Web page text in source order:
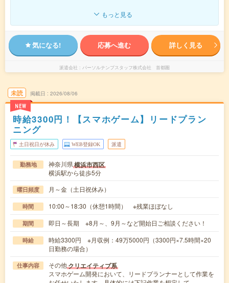
もっと見る
気になる! 応募へ進む 詳しく見る
派遣会社 パーソルテンプスタッフ株式会社 首都圏
未読
NEW
掲載日 2026/08/06
時給3300円！【スマホゲーム】リードプラン
ニング
土日祝日が休み WEB登録OK 派遣
勤務地 神奈川県横浜市西区
横浜駅から徒歩5分
曜日頻度 月～金（土日祝休み）
時間 10:00～18:30（休憩1時間） ※残業ほぼなし
期間 即日～長期 ※8月～、9月～など開始日ご相談ください！
時給
時給3300円 ※月収例：49万5000円（3300円×7.5時間×20
日勤務の場合）
仕事内容 その他クリエイティブ系
スマホゲーム開発において、リードプランナーとして作業を